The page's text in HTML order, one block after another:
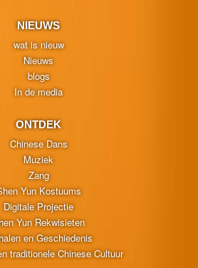
NIEUWS
wat is nieuw
Nieuws
blogs
In de media
ONTDEK
Chinese Dans
Muziek
Zang
Yun Kostuums
Digitale Projectie
Yun Rekwisieten
en Geschiedenis
traditionele Chinese Cultuur